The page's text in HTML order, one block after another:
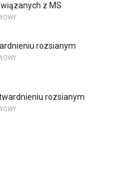
z MS
rozsianym
rozsianym